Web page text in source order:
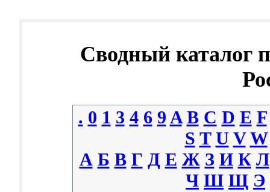
Сводный каталог
. 0 1 3 4 6 9 A B C D E F
S T U V W
А Б В Г Д Е Ж З И К Л
Ч Ш Щ Э